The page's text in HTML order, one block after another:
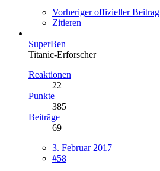
Vorheriger offizieller Beitrag
Zitieren
SuperBen
Titanic-Erforscher
Reaktionen
22
Punkte
385
Beiträge
69
3. Februar 2017
#58